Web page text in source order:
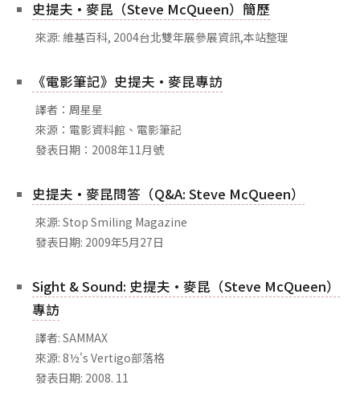
標籤雲
相關網站
關於
關於本站
團隊成員
出版品
史提夫·麥昆（Steve McQueen）簡歷
來源: 維基百科, 2004台北雙年展參展資訊,本站整理
《電影筆記》史提夫·麥昆專訪
譯者：周星星
來源：電影資料館、電影筆記
發表日期：2008年11月號
史提夫·麥昆問答（Q&A: Steve McQueen）
來源: Stop Smiling Magazine
發表日期: 2009年5月27日
Sight & Sound: 史提夫·麥昆（Steve McQueen）
專訪
譯者: SAMMAX
來源: 8½'s Vertigo部落格
發表日期: 2008. 11